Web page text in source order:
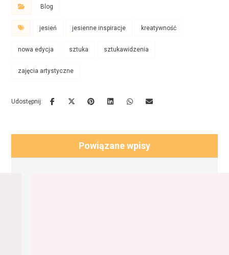
Blog
jesień jesienne inspiracje kreatywność
nowa edycja sztuka sztukawidzenia
zajęcia artystyczne
Powiązane wpisy